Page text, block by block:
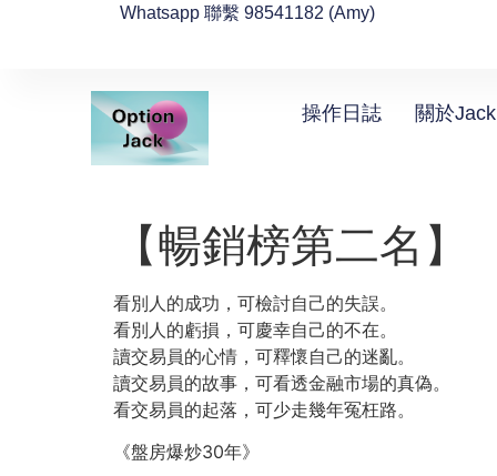
Whatsapp 聯繫 98541182 (Amy)
操作日誌 關於Jack
【暢銷榜第二名】
看別人的成功，可檢討自己的失誤。
看別人的虧損，可慶幸自己的不在。
讀交易員的心情，可釋懷自己的迷亂。
讀交易員的故事，可看透金融市場的真偽。
看交易員的起落，可少走幾年冤枉路。
《盤房爆炒30年》